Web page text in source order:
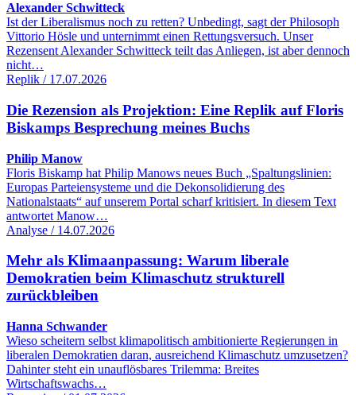
Alexander Schwitteck
Ist der Liberalismus noch zu retten? Unbedingt, sagt der Philosoph
Vittorio Hösle und unternimmt einen Rettungsversuch. Unser
Rezensent Alexander Schwitteck teilt das Anliegen, ist aber dennoch
nicht…
Replik / 17.07.2026
Die Rezension als Projektion: Eine Replik auf Floris
Biskamps Besprechung meines Buchs
Philip Manow
Floris Biskamp hat Philip Manows neues Buch „Spaltungslinien:
Europas Parteiensysteme und die Dekonsolidierung des
Nationalstaats“ auf unserem Portal scharf kritisiert. In diesem Text
antwortet Manow…
Analyse / 14.07.2026
Mehr als Klimaanpassung: Warum liberale
Demokratien beim Klimaschutz strukturell
zurückbleiben
Hanna Schwander
Wieso scheitern selbst klimapolitisch ambitionierte Regierungen in
liberalen Demokratien daran, ausreichend Klimaschutz umzusetzen?
Dahinter steht ein unauflösbares Trilemma: Breites
Wirtschaftswachs…